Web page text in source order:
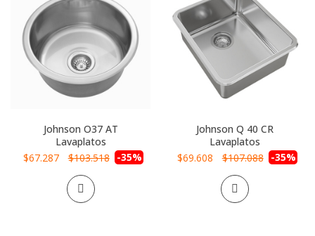
Johnson O37 AT
Lavaplatos
-35%
Precio
$67.287 $103.518
Johnson Q 40 CR
Lavaplatos
-35%
Precio
$69.608 $107.088